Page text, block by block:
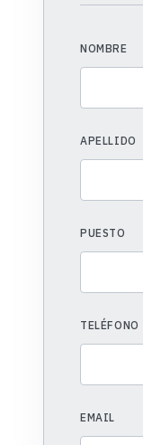
NOMBRE
APELLIDO
PUESTO
TELÉFONO
EMAIL